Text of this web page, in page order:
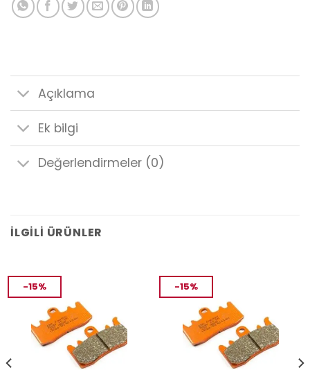
Açıklama
Ek bilgi
Değerlendirmeler (0)
İLGILI ÜRÜNLER
-15% -15%